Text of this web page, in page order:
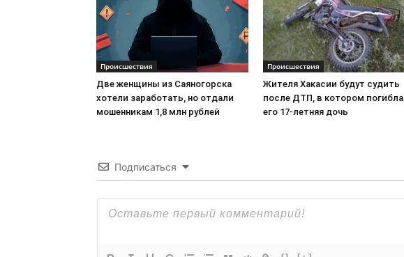
Происшествия
Две женщины из Саяногорска
хотели заработать, но отдали
мошенникам 1,8 млн рублей
Происшествия
Жителя Хакасии будут судить
после ДТП, в котором погибла
его 17-летняя дочь
Подписаться